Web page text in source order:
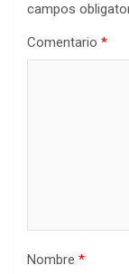
campos
Comentario *
Nombre *